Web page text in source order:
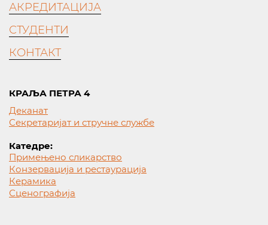
АКРЕДИТАЦИЈА
СТУДЕНТИ
КОНТАКТ
КРАЉА ПЕТРА 4
Деканат
Секретаријат и стручне службе
Катедре:
Примењено сликарство
Конзервација и рестаурација
Керамика
Сценографија